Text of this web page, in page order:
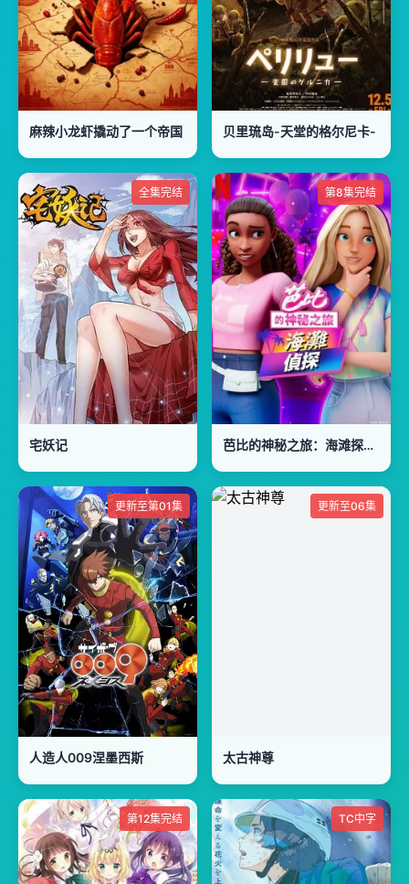
麻辣小龙虾撬动了一个帝国 贝里琉岛-天堂的格尔尼卡-
全集完结
宅妖记
第8集完结
芭比的神秘之旅：海滩探案集国语版
更新至第01集
人造人009涅墨西斯
更新至06集
太古神尊
第12集完结 TC中字